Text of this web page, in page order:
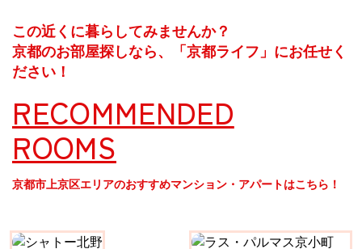
この近くに暮らしてみませんか？
京都のお部屋探しなら、「京都ライフ」にお任せく
ださい！
RECOMMENDED
ROOMS
京都市上京区エリアのおすすめマンション・アパートはこちら！